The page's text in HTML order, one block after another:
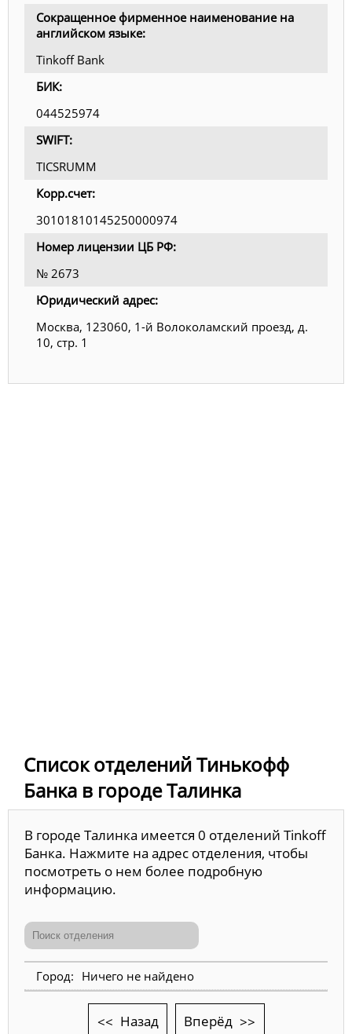
Сокращенное фирменное наименование на
английском языке:
Tinkoff Bank
БИК:
044525974
SWIFT:
TICSRUMM
Корр.счет:
30101810145250000974
Номер лицензии ЦБ РФ:
№ 2673
Юридический адрес:
Москва, 123060, 1-й Волоколамский проезд, д.
10, стр. 1
Список отделений Тинькофф
Банка в городе Талинка
В городе Талинка имеется 0 отделений Tinkoff
Банка. Нажмите на адрес отделения, чтобы
посмотреть о нем более подробную
информацию.
Ничего не найдено
Назад Вперёд